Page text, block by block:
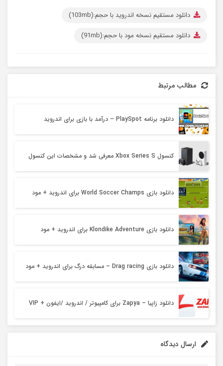
دانلود مستقیم نسخه اندروید با حجم:(103mb)
دانلود مستقیم نسخه مود با حجم:(91mb)
مطالب مرتبط
دانلود برنامه PlaySpot – درآمد با بازی برای اندروید
کنسول Xbox Series S معرفی شد و مشخصات این کنسول
دانلود بازی World Soccer Champs برای اندروید + مود
دانلود بازی Klondike Adventure برای اندروید + مود
دانلود بازی Drag racing – مسابقه درگ برای اندروید + مود
دانلود زاپیا – Zapya برای کامپیوتر / اندروید /ایفون + VIP
ارسال دیدگاه